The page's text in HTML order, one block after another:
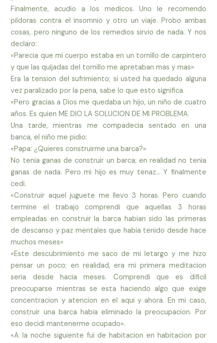
Finalmente, acudio a los medicos. Uno le recomendo
pildoras contra el insomnio y otro un viaje. Probo ambas
cosas, pero ninguno de los remedios sirvio de nada. Y nos
declaro:
«Parecia que mi cuerpo estaba en un tornillo de carpintero
y que las quijadas del tornillo me apretaban mas y mas»
Era la tension del sufrimiento; si usted ha quedado alguna
vez paralizado por la pena, sabe lo que esto significa.
«Pero gracias a Dios me quedaba un hijo, un niño de cuatro
años. Es quien ME DIO LA SOLUCION DE MI PROBLEMA.
Una tarde, mientras me compadecia sentado en una
banca, el niño me pidio:
«Papa: ¿Quieres construirme una barca?»
No tenia ganas de construir un barca; en realidad no tenia
ganas de nada. Pero mi hijo es muy tenaz… Y finalmente
cedi.
«Construir aquel juguete me llevo 3 horas. Pero cuando
termine el trabajo comprendi que aquellas 3 horas
empleadas en construir la barca habian sido las primeras
de descanso y paz mentales que habia tenido desde hace
muchos meses»
«Este descubrimiento me saco de mi letargo y me hizo
pensar un poco; en realidad, era mi primera meditacion
seria desde hacia meses. Comprendi que es dificil
preocuparse mientras se esta haciendo algo que exige
concentracion y atencion en el aqui y ahora. En mi caso,
construir una barca habia eliminado la preocupacion. Por
eso decidi mantenerme ocupado».
«A la noche siguiente fui de habitacion en habitacion por